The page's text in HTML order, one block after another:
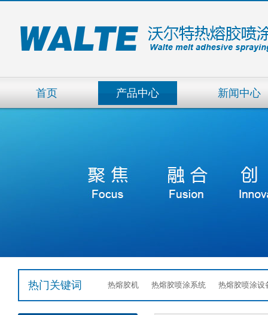
首页 产品中心 新闻中心
热门关键词 热熔胶机 热熔胶喷涂系统 热熔胶喷涂设